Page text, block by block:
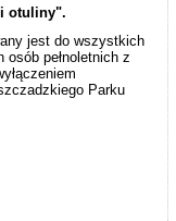
i otuliny".
jest do wszystkich
osób pełnoletnich z
Parku